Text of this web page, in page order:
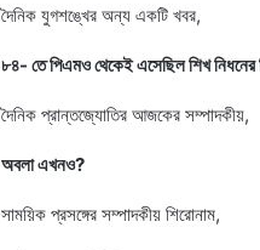
দৈনিক যুগশঙ্খের অন্য একটি খবর,
৮৪- তে পিএমও থেকেই এসেছিল শিখ নিধনের
দৈনিক প্রান্তজ্যোতির আজকের সম্পাদকীয়,
অবলা এখনও?
সাময়িক প্রসঙ্গের সম্পাদকীয় শিরোনাম,